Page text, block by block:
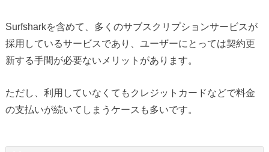
Surfsharkを含めて、多くのサブスクリプションサービスが
採用しているサービスであり、ユーザーにとっては契約更
新する手間が必要ないメリットがあります。
ただし、利用していなくてもクレジットカードなどで料金
の支払いが続いてしまうケースも多いです。